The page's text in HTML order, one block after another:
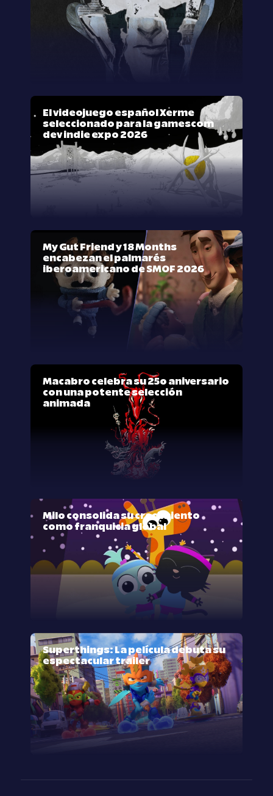
El videojuego español Xerme
seleccionado para la gamescom
dev indie expo 2026
My Gut Friend y 18 Months
encabezan el palmarés
iberoamericano de SMOF 2026
Macabro celebra su 25º aniversario
con una potente selección
animada
Milo consolida su crecimiento
como franquicia global
Superthings: La película debuta su
espectacular trailer